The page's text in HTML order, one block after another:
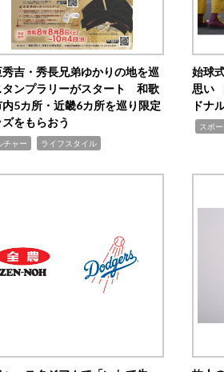
秀吉・秀長兄弟ゆかりの地を巡
タンプラリーがスタート 和歌
内5カ所・近畿6カ所を巡り限定
をもらおう
チャー ライフスタイル
始球
思い
ドナ
スポ